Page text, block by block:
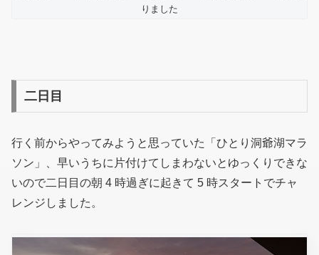
りました
二日目
行く前からやってみようと思っていた「ひとり洞爺湖マラ
ソン」、早いうちに片付けてしまわないとゆっくりできな
いので二日目の朝 4 時過ぎに起きて 5 時スタートでチャ
レンジしました。